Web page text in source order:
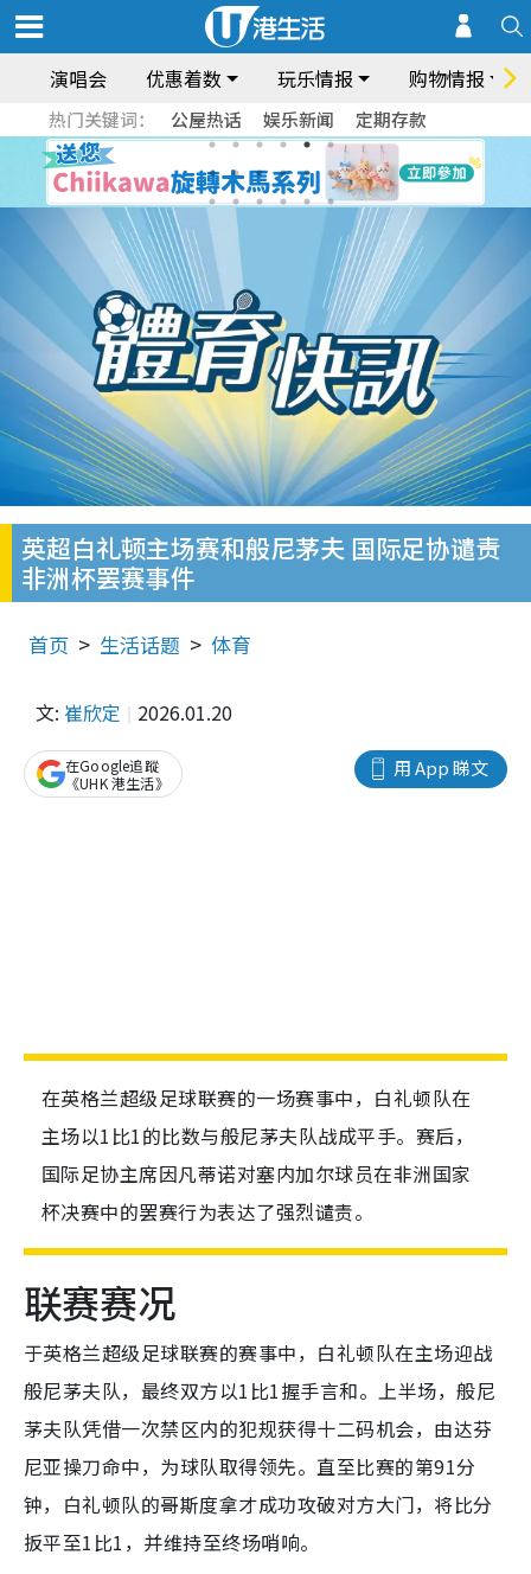
演唱会 优惠着数 玩乐情报 购物情报
热门关键词： 公屋热话 娱乐新闻 定期存款
英超白礼顿主场赛和般尼茅夫 国际足协谴责
非洲杯罢赛事件
首页 生活话题 体育
文: 崔欣定 2026.01.20
用 App 睇文
在Google追蹤
《UHK 港生活》
在英格兰超级足球联赛的一场赛事中，白礼顿队在
主场以1比1的比数与般尼茅夫队战成平手。赛后，
国际足协主席因凡蒂诺对塞内加尔球员在非洲国家
杯决赛中的罢赛行为表达了强烈谴责。
联赛赛况
于英格兰超级足球联赛的赛事中，白礼顿队在主场迎战
般尼茅夫队，最终双方以1比1握手言和。上半场，般尼
茅夫队凭借一次禁区内的犯规获得十二码机会，由达芬
尼亚操刀命中，为球队取得领先。直至比赛的第91分
钟，白礼顿队的哥斯度拿才成功攻破对方大门，将比分
扳平至1比1，并维持至终场哨响。